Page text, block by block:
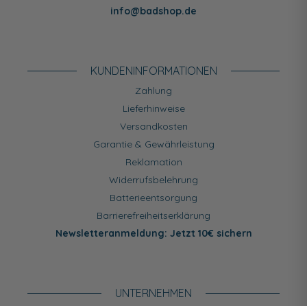
info@badshop.de
KUNDEN­INFORMATIONEN
Zahlung
Lieferhinweise
Versandkosten
Garantie & Gewährleistung
Reklamation
Widerrufsbelehrung
Batterieentsorgung
Barrierefreiheitserklärung
Newsletteranmeldung: Jetzt 10€ sichern
UNTERNEHMEN